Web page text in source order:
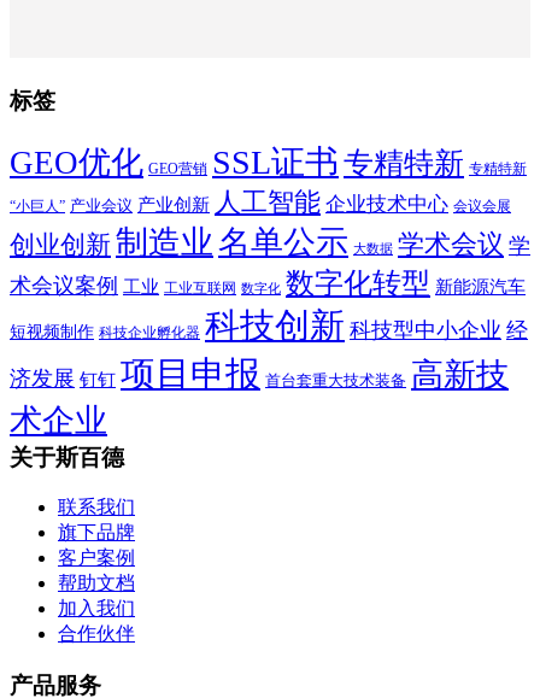
标签
GEO优化 GEO营销 SSL证书 专精特新 专精特新
“小巨人” 产业会议 产业创新 人工智能 企业技术中心 会议会展
创业创新制造业 名单公示 大数据 学术会议 学
术会议案例 工业 工业互联网 数字化 数字化转型 新能源汽车
短视频制作 科技企业孵化器 科技创新 科技型中小企业 经
济发展 钉钉 项目申报 首台套重大技术装备 高新技
术企业
关于斯百德
联系我们
旗下品牌
客户案例
帮助文档
加入我们
合作伙伴
产品服务